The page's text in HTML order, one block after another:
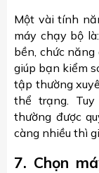
Một vài tính
máy chạy bộ
bền, chức
giúp bạn kiểm
tập thường
thể trạng.
thường được
càng nhiều thì
7. Chọn